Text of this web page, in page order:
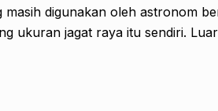
digunakan oleh astronom
ukuran jagat raya itu sendiri.